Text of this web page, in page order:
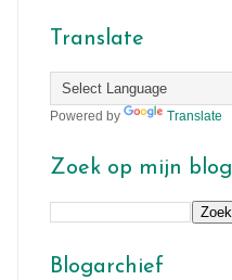
Translate
Powered by Translate
Zoek op mijn blog
Blogarchief